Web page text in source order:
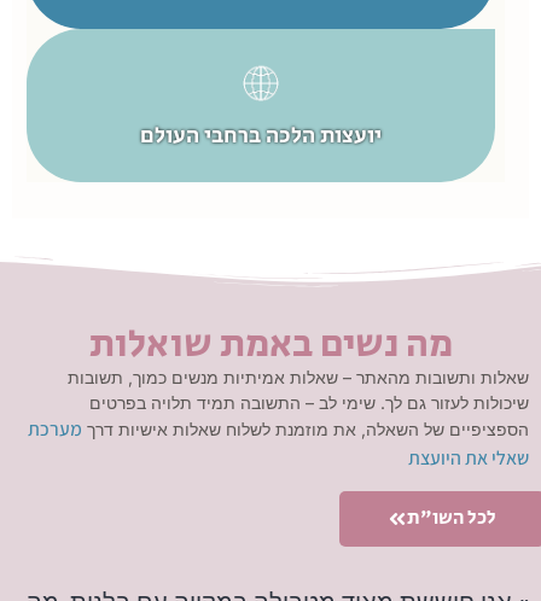
יועצות הלכה ברחבי העולם
מה נשים באמת שואלות
שאלות ותשובות מהאתר – שאלות אמיתיות מנשים כמוך, תשובות
שיכולות לעזור גם לך. שימי לב – התשובה תמיד תלויה בפרטים
הספציפיים של השאלה, את מוזמנת לשלוח שאלות אישיות דרך מערכת
שאלי את היועצת
לכל השו"ת